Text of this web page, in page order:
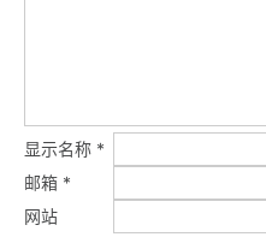
显示名称 *
邮箱 *
网站